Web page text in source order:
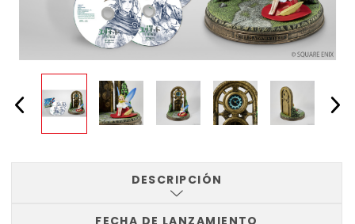
DESCRIPCIÓN
FECHA DE LANZAMIENTO